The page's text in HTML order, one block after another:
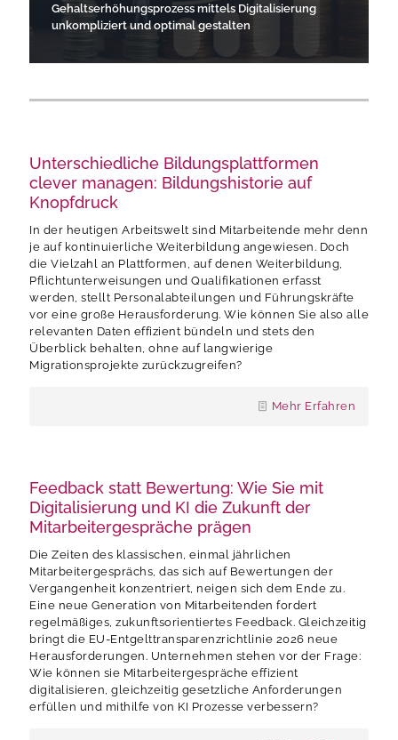
Gehaltserhöhungsprozess mittels Digitalisierung
unkompliziert und optimal gestalten
Unterschiedliche Bildungsplattformen
clever managen: Bildungshistorie auf
Knopfdruck
In der heutigen Arbeitswelt sind Mitarbeitende mehr denn
je auf kontinuierliche Weiterbildung angewiesen. Doch
die Vielzahl an Plattformen, auf denen Weiterbildung,
Pflichtunterweisungen und Qualifikationen erfasst
werden, stellt Personalabteilungen und Führungskräfte
vor eine große Herausforderung. Wie können Sie also alle
relevanten Daten effizient bündeln und stets den
Überblick behalten, ohne auf langwierige
Migrationsprojekte zurückzugreifen?
Mehr Erfahren
Feedback statt Bewertung: Wie Sie mit
Digitalisierung und KI die Zukunft der
Mitarbeitergespräche prägen
Die Zeiten des klassischen, einmal jährlichen
Mitarbeitergesprächs, das sich auf Bewertungen der
Vergangenheit konzentriert, neigen sich dem Ende zu.
Eine neue Generation von Mitarbeitenden fordert
regelmäßiges, zukunftsorientiertes Feedback. Gleichzeitig
bringt die EU-Entgelttransparenzrichtlinie 2026 neue
Herausforderungen. Unternehmen stehen vor der Frage:
Wie können sie Mitarbeitergespräche effizient
digitalisieren, gleichzeitig gesetzliche Anforderungen
erfüllen und mithilfe von KI Prozesse verbessern?